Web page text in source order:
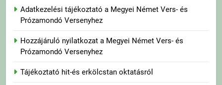
Adatkezelési tájékoztató a Megyei Német Vers- és
Prózamondó Versenyhez
Hozzájáruló nyilatkozat a Megyei Német Vers- és
Prózamondó Versenyhez
Tájékoztató hit-és erkölcstan oktatásról